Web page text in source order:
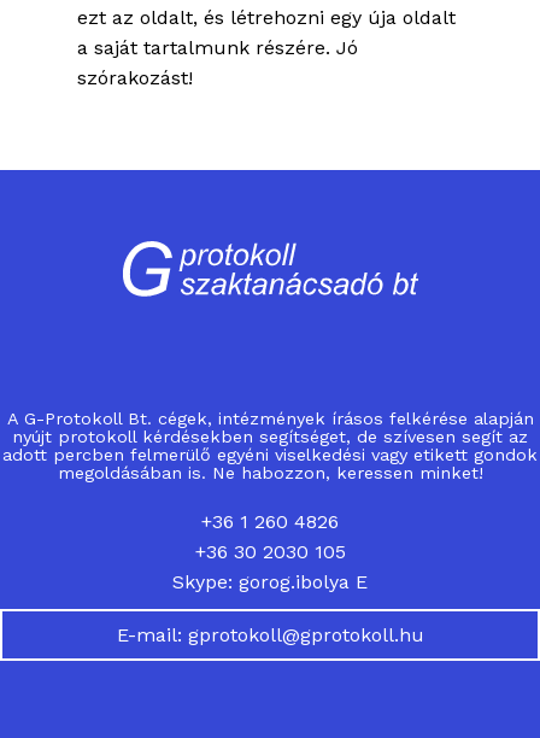
ezt az oldalt, és létrehozni egy úja oldalt
a saját tartalmunk részére. Jó
szórakozást!
A G-Protokoll Bt. cégek, intézmények írásos felkérése alapján
nyújt protokoll kérdésekben segítséget, de szívesen segít az
adott percben felmerülő egyéni viselkedési vagy etikett gondok
megoldásában is. Ne habozzon, keressen minket!
+36 1 260 4826
+36 30 2030 105
Skype: gorog.ibolya E
E-mail: gprotokoll@gprotokoll.hu